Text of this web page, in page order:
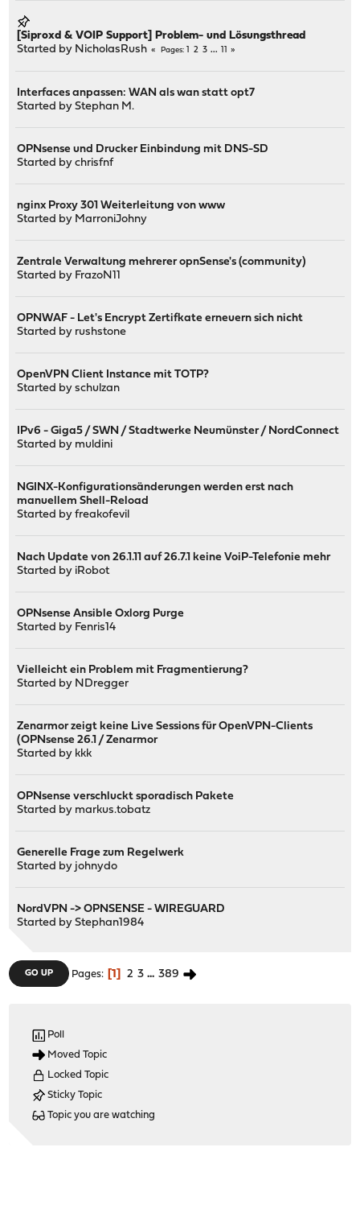
[Siproxd & VOIP Support] Problem- und Lösungsthread
Started by NicholasRush Pages 2 3 ...
Interfaces anpassen: WAN als wan statt opt7
Started byStephan M.
OPNsense und Drucker Einbindung mit DNS-SD
Started bychrisfnf
nginx Proxy 301 Weiterleitung von www
Started by MarroniJohny
Zentrale Verwaltung mehrerer opnSense's (community)
Started by FrazoN11
OPNWAF - Let's Encrypt Zertifkate erneuern sich nicht
Started by rushstone
OpenVPN Client Instance mit TOTP?
Started byschulzan
IPv6 - Giga5 / SWN / Stadtwerke Neumünster / NordConnect
Started by muldini
NGINX-Konfigurationsänderungen werden erst nach
manuellem Shell-Reload
Started byfreakofevil
Nach Update von 26.1.11 auf 26.7.1 keine VoiP-Telefonie mehr
Started by iRobot
OPNsense Ansible Oxlorg Purge
Started by Fenris14
Vielleicht ein Problem mit Fragmentierung?
Started by NDregger
Zenarmor zeigt keine Live Sessions für OpenVPN-Clients
(OPNsense 26.1 / Zenarmor
Started by kkk
OPNsense verschluckt sporadisch Pakete
Started by markus.tobatz
Generelle Frage zum Regelwerk
Started by johnydo
NordVPN -> OPNSENSE - WIREGUARD
Started byStephan1984
GO UP Pages 1 2 3 ... 389
Poll
Moved Topic
Locked Topic
Sticky Topic
Topic you are watching